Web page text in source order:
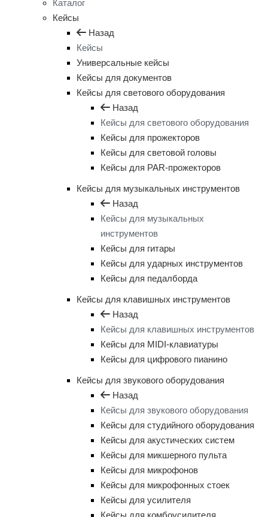
Каталог
Кейсы
Назад
Кейсы
Универсальные кейсы
Кейсы для документов
Кейсы для светового оборудования
Назад
Кейсы для светового оборудования
Кейсы для прожекторов
Кейсы для световой головы
Кейсы для PAR-прожекторов
Кейсы для музыкальных инструментов
Назад
Кейсы для музыкальных
инструментов
Кейсы для гитары
Кейсы для ударных инструментов
Кейсы для педалборда
Кейсы для клавишных инструментов
Назад
Кейсы для клавишных инструментов
Кейсы для MIDI-клавиатуры
Кейсы для цифрового пианино
Кейсы для звукового оборудования
Назад
Кейсы для звукового оборудования
Кейсы для студийного оборудования
Кейсы для акустических систем
Кейсы для микшерного пульта
Кейсы для микрофонов
Кейсы для микрофонных стоек
Кейсы для усилителя
Кейсы для комбоусилителя